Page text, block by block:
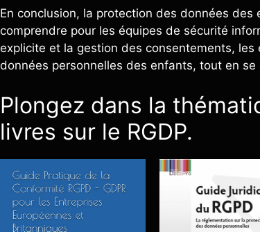
En conclusion, la protection des données
comprendre pour les équipes de sécurité
explicite et la gestion des consentements,
données personnelles des enfants, tout en
Plongez dans la
livres sur le RGDP.